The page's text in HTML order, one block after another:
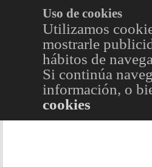
Uso de cookies
Utilizamos
mostrarle
hábitos de
Si continúa
información, o
cookies